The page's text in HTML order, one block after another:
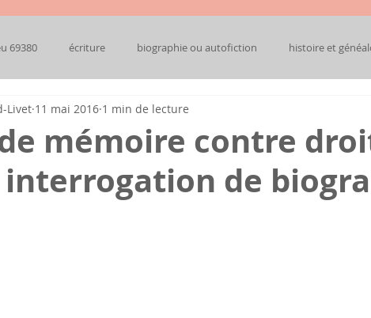
69380 écriture biographie ou autofiction histoire et
mémoire contre
de
Livet 11 mai 2016 1 min de lecture